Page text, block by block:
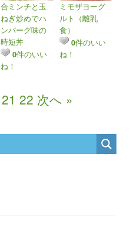
合ミンチと玉
ねぎ炒めでハ
ンバーグ味の
時短丼
0件のいい
ね！
ミモザヨーグ
ルト（離乳
食）
0件のいい
ね！
21 22 次へ »